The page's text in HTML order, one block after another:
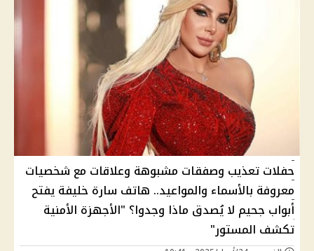
حفلات تعذيب وصفقات مشبوهة وعلاقات مع شخصيات
معروفة بالأسماء والمواعيد.. هاتف سارة خليفة يفتح
أبواب جحيم لا يُصدق ماذا وجدوا؟ "الأجهزة الأمنية
تكشف المستور"